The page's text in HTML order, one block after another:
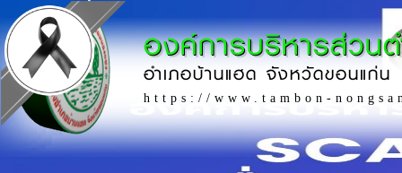
องค์การบริหารส่วน
อำเภอบ้านแฮด จังหวัดขอนแก่น
https://www.tambon-